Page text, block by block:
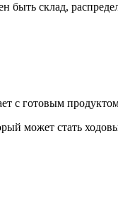
быть склад,
с готовым
может стать